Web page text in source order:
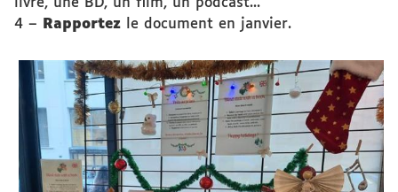
livre, une BD, un film, un podcast...
4 –
Rapportez le document en janvier.